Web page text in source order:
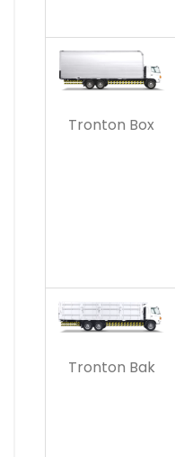
Tronton Box
Tronton Bak